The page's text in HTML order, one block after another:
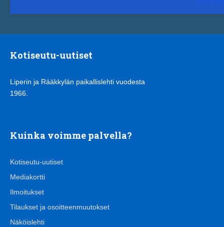
Kotiseutu-uutiset
Liperin ja Rääkkylän paikallislehti vuodesta
1966.
Kuinka voimme palvella?
Kotiseutu-uutiset
Mediakortti
Ilmoitukset
Tilaukset ja osoitteenmuutokset
Näköislehti